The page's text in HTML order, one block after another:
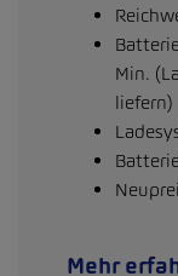
Min.
liefern)
Mehr